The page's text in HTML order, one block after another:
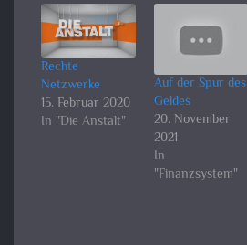
Rechte
Netzwerke
15. Februar 2020
In "Die Anstalt"
Auf der Spur des
Geldes
20. November
2021
In
"Finanzsystem"